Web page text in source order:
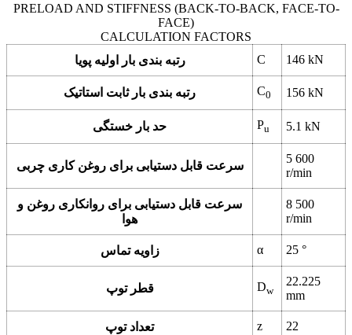
رتبه بندی بار اولیه پویا C 146 kN
رتبه بندی بار ثابت استاتیک C0 156 kN
حد بار خستگی Pu 5.1 kN
سرعت قابل دستیابی برای روغن کاری چربی
5 600
r/min
سرعت قابل دستیابی برای روانکاری روغن و
هوا
8 500
r/min
زاویه تماس α 25 °
قطر توپ Dw
22.225
mm
تعداد توپ z 22
PRELOAD AND STIFFNESS (BACK-TO-BACK, FACE-TO-
FACE)
CALCULATION FACTORS